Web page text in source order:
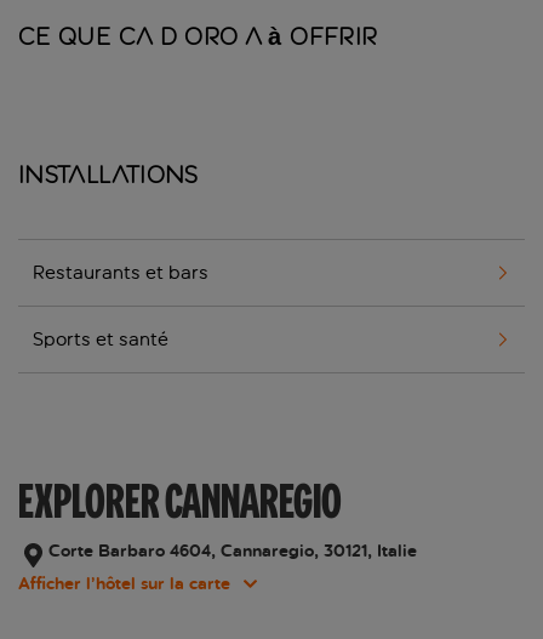
Ce que Ca d Oro a à offrir
Installations
Restaurants et bars
Sports et santé
EXPLORER CANNAREGIO
Corte Barbaro 4604, Cannaregio, 30121, Italie
Afficher l’hôtel sur la carte